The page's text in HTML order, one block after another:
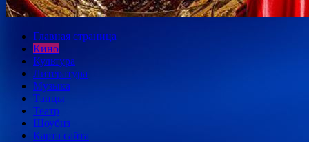
Главная страница
Кино
Культура
Литература
Музыка
Танцы
Театр
Шоубиз
Карта сайта